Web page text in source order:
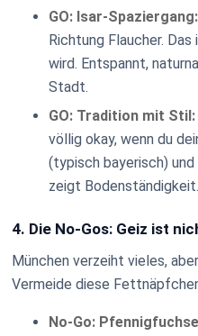
GO: Isar-Spaziergang:
Richtung Flaucher.
wird. Entspannt,
Stadt.
GO: Tradition mit Stil:
völlig okay, wenn du
(typisch bayerisch)
zeigt Bodenständigkeit.
4. Die No-Gos: Geiz ist
München verzeiht vieles,
Vermeide diese
No-Go: